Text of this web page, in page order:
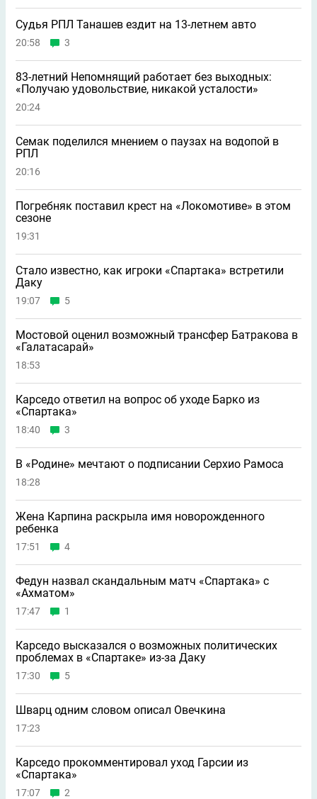
Судья РПЛ Танашев ездит на 13-летнем авто
20:58 3
83-летний Непомнящий работает без выходных:
«Получаю удовольствие, никакой усталости»
20:24
Семак поделился мнением о паузах на водопой в
РПЛ
20:16
Погребняк поставил крест на «Локомотиве» в этом
сезоне
19:31
Стало известно, как игроки «Спартака» встретили
Даку
19:07 5
Мостовой оценил возможный трансфер Батракова в
«Галатасарай»
18:53
Карседо ответил на вопрос об уходе Барко из
«Спартака»
18:40 3
В «Родине» мечтают о подписании Серхио Рамоса
18:28
Жена Карпина раскрыла имя новорождeнного
ребeнка
17:51 4
Федун назвал скандальным матч «Спартака» с
«Ахматом»
17:47 1
Карседо высказался о возможных политических
проблемах в «Спартаке» из-за Даку
17:30 5
Шварц одним словом описал Овечкина
17:23
Карседо прокомментировал уход Гарсии из
«Спартака»
17:07 2